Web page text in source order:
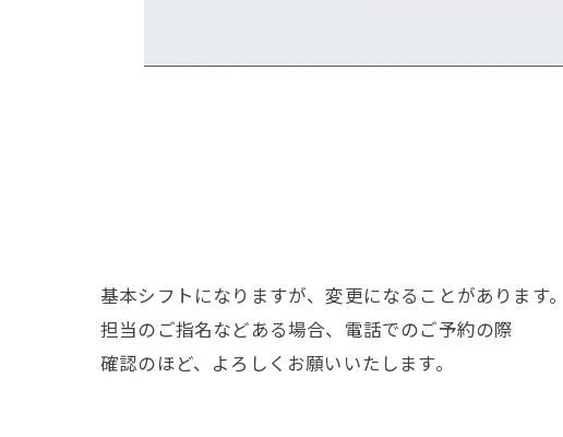
基本シフトになりますが、変更になることがあります。
担当のご指名などある場合、電話でのご予約の際
確認のほど、よろしくお願いいたします。